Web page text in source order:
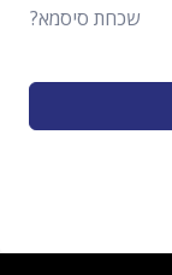
שכחת סיסמא?